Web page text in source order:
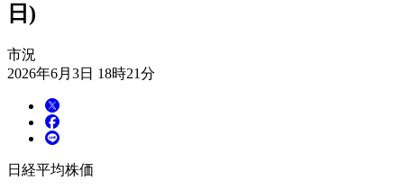
日)
市況
2026年6月3日 18時21分
日経平均株価